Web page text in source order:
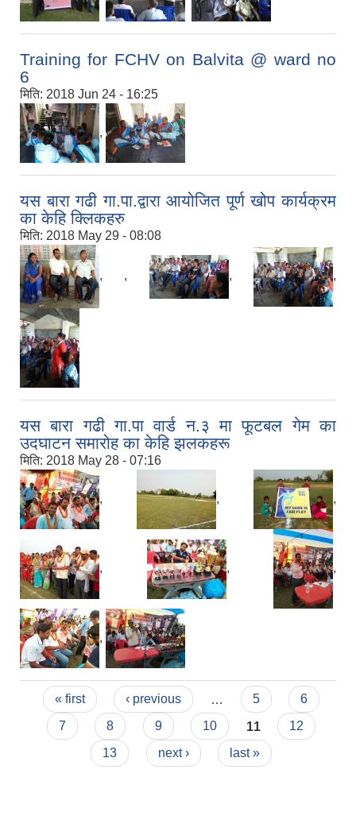
Training for FCHV on Balvita @ ward no
6
मिति: 2018 Jun 24 - 16:25
,
यस बारा गढी गा.पा.द्वारा आयोजित पूर्ण खोप कार्यक्रम
का केहि क्लिकहरु
मिति: 2018 May 29 - 08:08
, , , ,
यस बारा गढी गा.पा वार्ड न.३ मा फूटबल गेम का
उदघाटन समारोह का केहि झलकहरू
मिति: 2018 May 28 - 07:16
, , ,
, , ,
,
Pages
« first ‹ previous 5
6
7
8 9 10 11
12
13
next › last »